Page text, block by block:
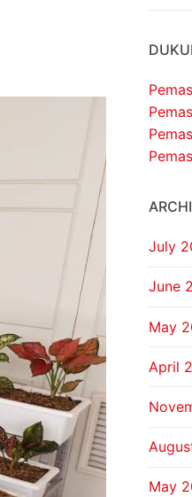
July
June
May
April
May